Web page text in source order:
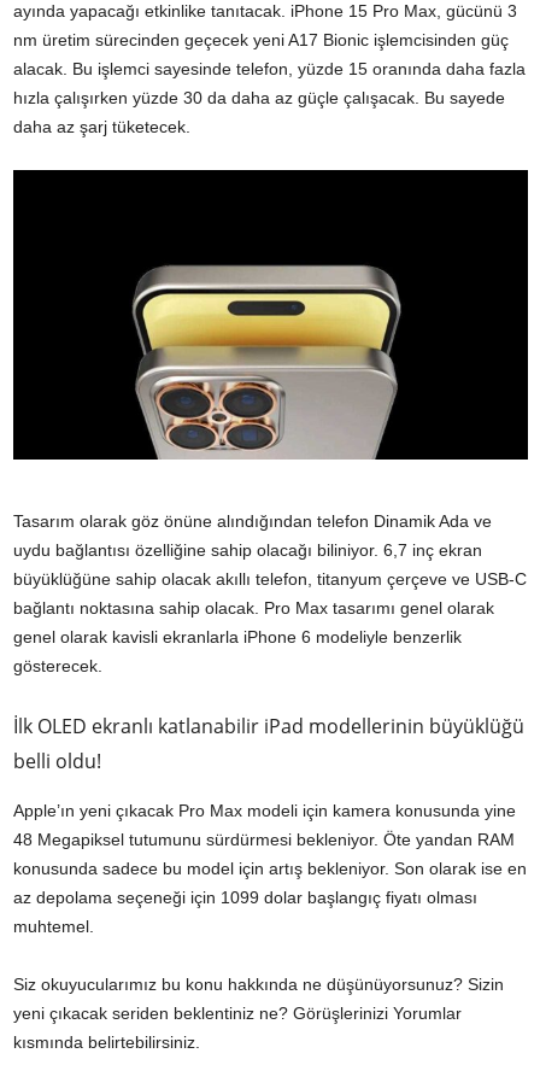
ayında yapacağı etkinlike tanıtacak. iPhone 15 Pro Max, gücünü 3
nm üretim sürecinden geçecek yeni A17 Bionic işlemcisinden güç
alacak. Bu işlemci sayesinde telefon, yüzde 15 oranında daha fazla
hızla çalışırken yüzde 30 da daha az güçle çalışacak. Bu sayede
daha az şarj tüketecek.
Tasarım olarak göz önüne alındığından telefon Dinamik Ada ve
uydu bağlantısı özelliğine sahip olacağı biliniyor. 6,7 inç ekran
büyüklüğüne sahip olacak akıllı telefon, titanyum çerçeve ve USB-C
bağlantı noktasına sahip olacak. Pro Max tasarımı genel olarak
genel olarak kavisli ekranlarla iPhone 6 modeliyle benzerlik
gösterecek.
İlk OLED ekranlı katlanabilir iPad modellerinin büyüklüğü
belli oldu!
Apple’ın yeni çıkacak Pro Max modeli için kamera konusunda yine
48 Megapiksel tutumunu sürdürmesi bekleniyor. Öte yandan RAM
konusunda sadece bu model için artış bekleniyor. Son olarak ise en
az depolama seçeneği için 1099 dolar başlangıç fiyatı olması
muhtemel.
Siz okuyucularımız bu konu hakkında ne düşünüyorsunuz? Sizin
yeni çıkacak seriden beklentiniz ne? Görüşlerinizi Yorumlar
kısmında belirtebilirsiniz.